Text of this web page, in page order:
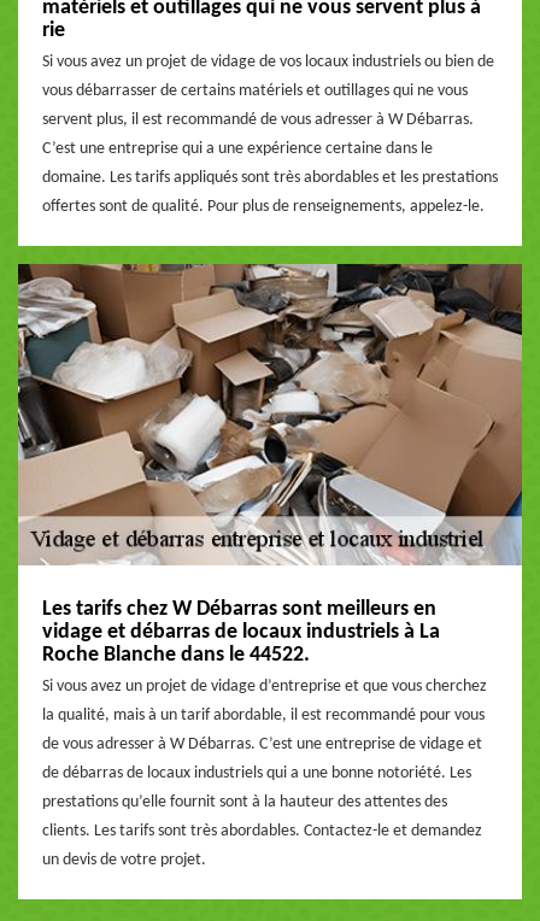
matériels et outillages qui ne vous servent plus à
rie
Si vous avez un projet de vidage de vos locaux industriels ou bien de
vous débarrasser de certains matériels et outillages qui ne vous
servent plus, il est recommandé de vous adresser à W Débarras.
C’est une entreprise qui a une expérience certaine dans le
domaine. Les tarifs appliqués sont très abordables et les prestations
offertes sont de qualité. Pour plus de renseignements, appelez-le.
Les tarifs chez W Débarras sont meilleurs en
vidage et débarras de locaux industriels à La
Roche Blanche dans le 44522.
Si vous avez un projet de vidage d’entreprise et que vous cherchez
la qualité, mais à un tarif abordable, il est recommandé pour vous
de vous adresser à W Débarras. C’est une entreprise de vidage et
de débarras de locaux industriels qui a une bonne notoriété. Les
prestations qu’elle fournit sont à la hauteur des attentes des
clients. Les tarifs sont très abordables. Contactez-le et demandez
un devis de votre projet.